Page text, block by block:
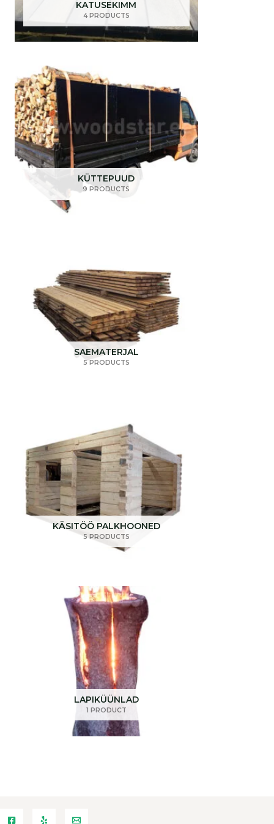
KATUSEKIMM
4 PRODUCTS
KÜTTEPUUD
9 PRODUCTS
SAEMATERJAL
5 PRODUCTS
KÄSITÖÖ PALKHOONED
5 PRODUCTS
LAPIKÜÜNLAD
1 PRODUCT